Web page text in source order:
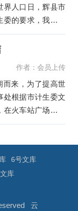
界人口日，辉县市
的要求，我市进
作者：会员上传
而来，为了提高世
处根据市计生委文
火车站广场开展
6号文库
库
云